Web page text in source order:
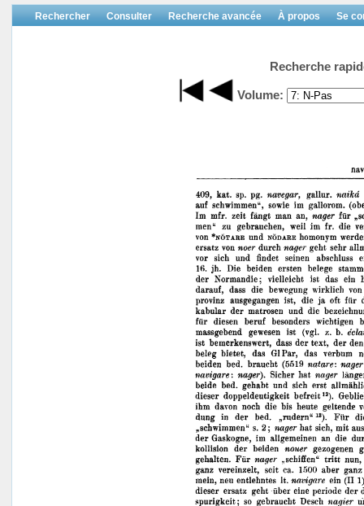
Rechercher Consulter Recherche avancée À propos Se
Recherche
Volume: